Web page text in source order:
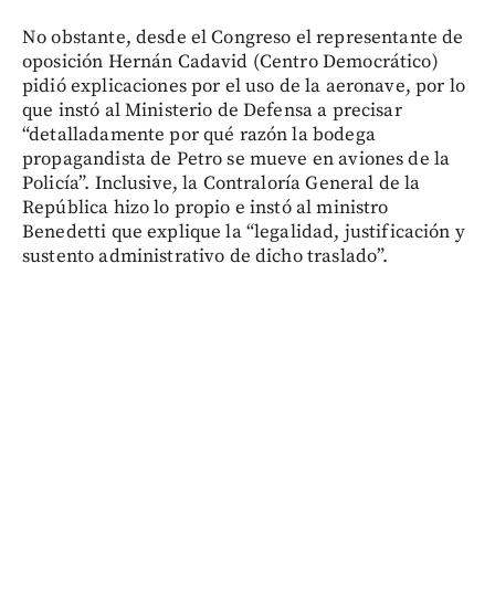
No obstante, desde el Congreso el representante de
oposición Hernán Cadavid (Centro Democrático)
pidió explicaciones por el uso de la aeronave, por lo
que instó al Ministerio de Defensa a precisar
“detalladamente por qué razón la bodega
propagandista de Petro se mueve en aviones de la
Policía”. Inclusive, la Contraloría General de la
República hizo lo propio e instó al ministro
Benedetti que explique la “legalidad, justificación y
sustento administrativo de dicho traslado”.